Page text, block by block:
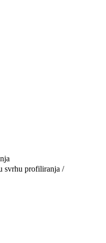
svrhu profiliranja /